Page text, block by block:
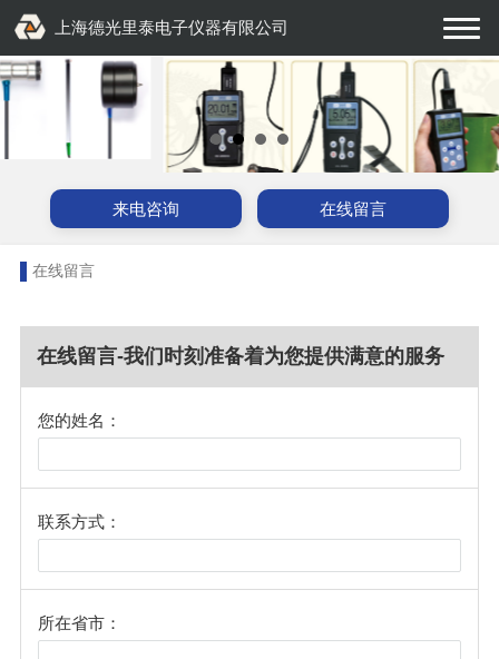
上海德光里泰电子仪器有限公司
来电咨询 在线留言
在线留言
在线留言-我们时刻准备着为您提供满意的服务
您的姓名：
联系方式：
所在省市：